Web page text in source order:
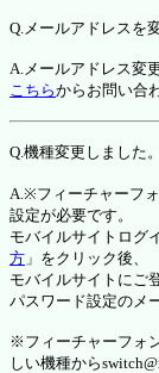
Q.メールアドレスを
A.メールアドレス変
こちらからお問い合
Q.機種変更しました。
A.※フィーチャーフ
設定が必要です。
モバイルサイトログ
方 」をクリック後、
モバイルサイトにご
パスワード設定のメ
※フィーチャーフォ
しい機種から